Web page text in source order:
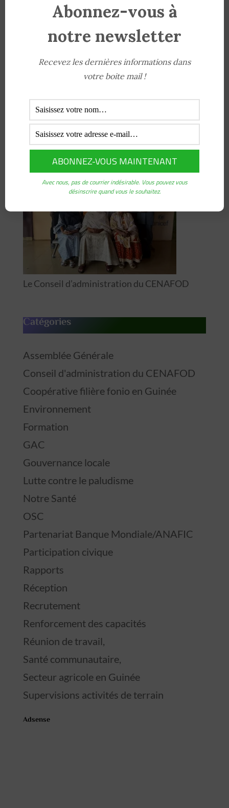
Rapport annuel 2024 du Centre Africain de
Formation pour le Développement
(CENAFOD)
Le Conseil d’administration du CENAFOD
Catégories
Assemblée Générale
Conseil d'administration du CENAFOD
Coopérative filière fonio en Guinée
Environnement
Formation
GAC
Gouvernance locale
Lutte contre le paludisme
Notre Santé
OSC
Partenariat Banque Mondiale/ANAFIC
Participation civique
Rapports
Réception
Recrutement
Renforcement des capacités
Réunion de travail,
Santé communautaire,
Secteur agricole en Guinée
Supervisions activités de terrain
Adsense
Abonnez-vous à
notre newsletter
Recevez les dernières informations dans
votre boite mail !
Avec nous, pas de courrier indésirable. Vous pouvez vous
désinscrire quand vous le souhaitez.